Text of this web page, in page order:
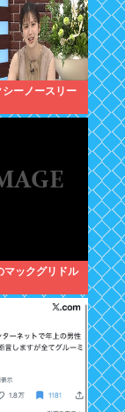
ーノースリー
マックグリドル